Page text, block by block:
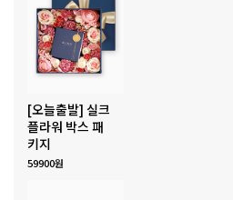
[오늘출발] 실크
플라워 박스 패
키지
59900원